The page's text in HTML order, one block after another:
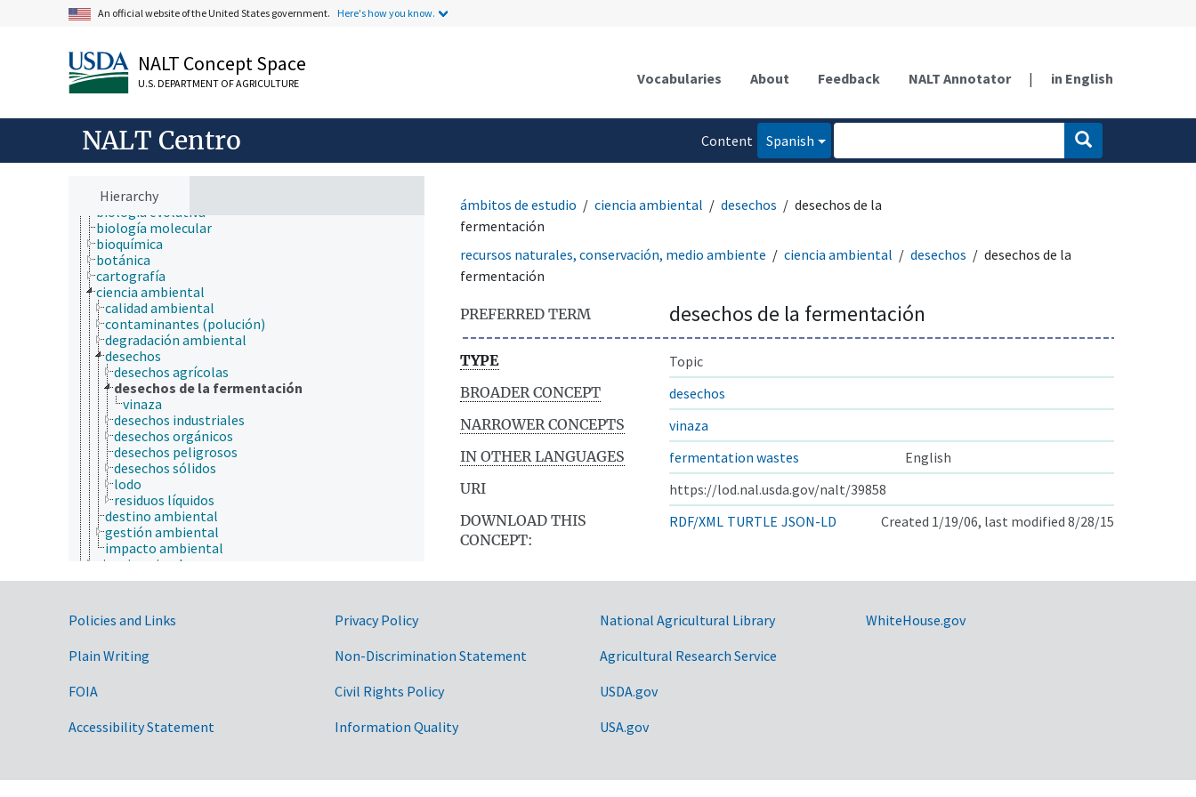
An official website of the United States government. Here's how you know.
NALT Concept Space
U.S. DEPARTMENT OF AGRICULTURE Vocabularies About Feedback NALT Annotator | in English
NALT Centro
Content
Spanish
Hierarchy
ámbitos de estudio
acuicultura
agricultura
agronomía
ambiente
apicultura
bioinformática
biología celular
biología de los insectos
biología evolutiva
biología molecular
bioquímica
botánica
cartografía
ciencia ambiental
calidad ambiental
contaminantes (polución)
degradación ambiental
desechos
desechos agrícolas
desechos de la fermentación
vinaza
desechos industriales
desechos orgánicos
desechos peligrosos
desechos sólidos
lodo
residuos líquidos
destino ambiental
gestión ambiental
impacto ambiental
ciencia animal
ciencia de la información
ciencia de la sostenibilidad
ciencia de las malezas
ciencia del sistema terrestre
ciencia y tecnología geoespaciales
ciencias del mar
ciencias forestales
ámbitos de estudio ciencia ambiental desechos
desechos de la
fermentación
recursos naturales, conservación, medio ambiente
ciencia ambiental desechos
desechos de la
fermentación
PREFERRED TERM desechos de la fermentación
TYPE
Topic
BROADER CONCEPT
desechos
NARROWER CONCEPTS
vinaza
IN OTHER LANGUAGES
fermentation wastes
English
URI
https://lod.nal.usda.gov/nalt/39858
DOWNLOAD THIS
CONCEPT:
RDF/XML TURTLE JSON-LD Created 1/19/06, last modified 8/28/15
Government Links
Policies and Links
Plain Writing
FOIA
Accessibility Statement
Privacy Policy
Non-Discrimination Statement
Civil Rights Policy
Information Quality
National Agricultural Library
Agricultural Research Service
USDA.gov
USA.gov
WhiteHouse.gov